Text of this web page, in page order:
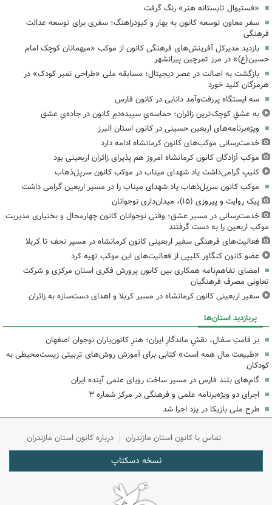
«فستیوال تابستانه هنر» رنگ گرفت
سفر معاون توسعه کانون به بهار و کبودراهنگ؛ سفری برای توسعه عدالت
فرهنگی
بازدید مدیرکل آفرینش‌های فرهنگی کانون از موکب «میهمانان کوچک امام
حسین(ع)» در مرز تمرچین پیرانشهر
بازگشت به اصالت در عصر دیجیتال؛ مسابقه ملی «طراحی تمبر کودک» در
هرمزگان کلید خورد
سه ایستگاه پررفت‌وآمد دانایی در کانون فارس
به عشقِ کوچک‌ترین زائران؛ حماسه‌یِ سپیده‌دمِ کانون در جاده‌یِ عشق
ویژه‌برنامه‌های اربعین حسینی در کانون استان البرز
خدمت‌رسانی موکب‌های کانون کرمانشاه ادامه دارد
موکب آزادگان کانون کرمانشاه امروز هم پذیرای زائران اربعینی بود
کلیپ گرامی‌داشت یاد شهدای میناب در موکب کانون سرپل‌ذهاب
موکب کانون سرپل‌ذهاب یاد شهدای میناب را در مسیر اربعین گرامی داشت
پیک روایت و پیروزی (۱۵)، میدان‌داری نوجوانان
خدمت‌رسانی در مسیر عشق؛ وقتی نوجوانان کانون چهارمحال و بختیاری مدیریت
موکب اربعین را به دست گرفتند
فعالیت‌های فرهنگی سفیر اربعینی کانون کرمانشاه در مسیر نجف تا کربلا
عضو کانون کنگاور کلیپی از فعالیت‌های این موکب تهیه کرد
امضای تفاهم‌نامه همکاری بین کانون پرورش فکری استان مرکزی و شرکت
تعاونی مصرف فرهنگیان
سفیر اربعینی کانون کرمانشاه در مسیر کربلا و اهدای دست‌سازه به زائران
پربازدید استان‌ها
بر قامتِ سفال، نقشِ ماندگارِ ایران؛ هنرِ کانون‌یاران نوجوان اصفهان
«طبیعت مال همه است» کتابی برای آموزش روش‌های تربیتی زیست‌محیطی به
کودکان
گام‌های بلند فارس در مسیر ساخت رویای علمی آینده ایران
اجرای دو ویژه‌برنامه علمی و فرهنگی در مرکز شماره ۳
طرح ملی بازیکا در یزد اجرا شد
تماس با کانون استان مازندران درباره کانون استان مازندران
نسخه دسکتاپ